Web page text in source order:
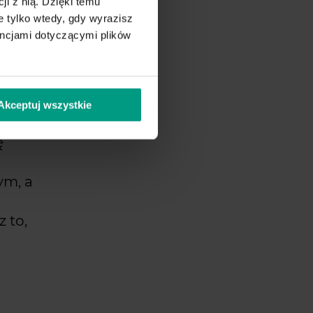
tylko wtedy, gdy wyrazisz
dotyczącymi plików
wszystkie
a
to,